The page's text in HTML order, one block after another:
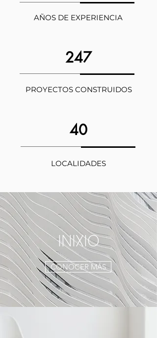
AÑOS DE EXPERIENCIA
247
PROYECTOS CONSTRUIDOS
40
LOCALIDADES
INIXIO
CONOCER MÁS